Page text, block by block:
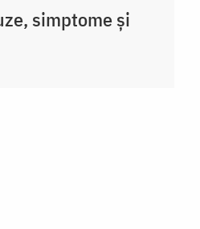
simptome și